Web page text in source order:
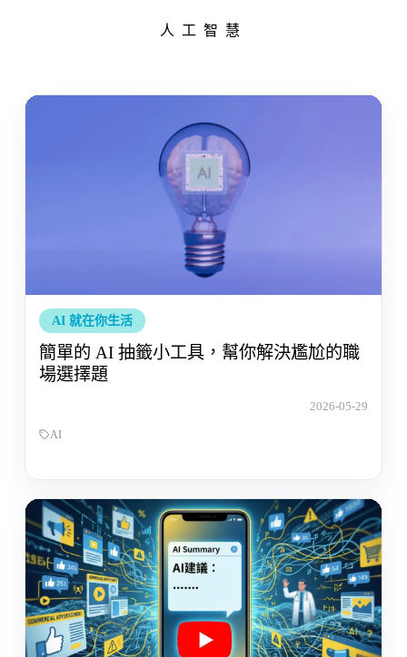
人工智慧
AI 就在你生活
簡單的 AI 抽籤小工具，幫你解決尷尬的職
場選擇題
2026-05-29
AI